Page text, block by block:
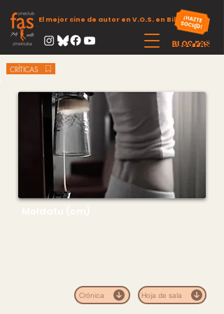
El mejor cine de autor en V.O.S. en Bilbao
CRÍTICAS
Crónica Hoja de sala